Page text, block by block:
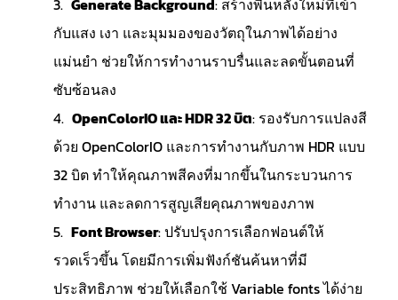
กับแสง เงา และมุมมองของวัตถุในภาพได้อย่าง
แม่นยำ ช่วยให้การทำงานราบรื่นและลดขั้นตอนที่
ซับซ้อนลง
OpenColorIO และ HDR 32 บิต: รองรับการแปลงสี
ด้วย OpenColorIO และการทำงานกับภาพ HDR แบบ
32 บิต ทำให้คุณภาพสีคงที่มากขึ้นในกระบวนการ
ทำงาน และลดการสูญเสียคุณภาพของภาพ
Font Browser: ปรับปรุงการเลือกฟอนต์ให้
รวดเร็วขึ้น โดยมีการเพิ่มฟังก์ชันค้นหาที่มี
ประสิทธิภาพ ช่วยให้เลือกใช้ Variable fonts ได้ง่าย